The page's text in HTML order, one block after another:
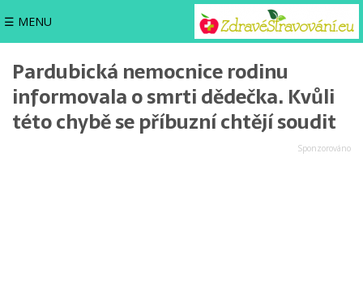
☰ MENU
Pardubická nemocnice rodinu
informovala o smrti dědečka. Kvůli
této chybě se příbuzní chtějí soudit